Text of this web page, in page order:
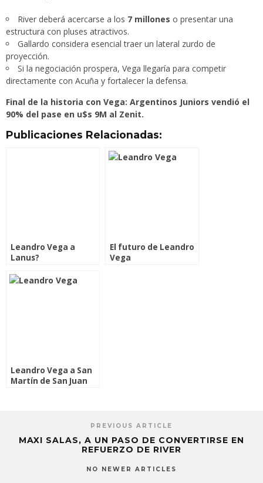
River deberá acercarse a los 7 millones o presentar una
estructura con pluses atractivos.
Gallardo considera esencial traer un lateral zurdo de
proyección.
Si la negociación prospera, Vega llegaría para competir
directamente con Acuña y fortalecer la defensa.
Final de la historia con Vega: Argentinos Juniors vendió el
90% del pase en u$s 9M al Zenit.
Publicaciones Relacionadas:
Leandro Vega a
Lanus?
El futuro de Leandro
Vega
Leandro Vega a San
Martín de San Juan
PREVIOUS ARTICLE
MAXI SALAS, A UN PASO DE CONVERTIRSE EN
REFUERZO DE RIVER
NO NEWER ARTICLES